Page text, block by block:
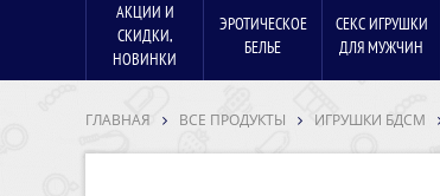
АКЦИИ И
СКИДКИ,
НОВИНКИ
ЭРОТИЧЕСКОЕ
БЕЛЬЕ
СЕКС ИГРУШКИ
ДЛЯ МУЖЧИН
ГЛАВНАЯ ВСЕ ПРОДУКТЫ ИГРУШКИ БДСМ